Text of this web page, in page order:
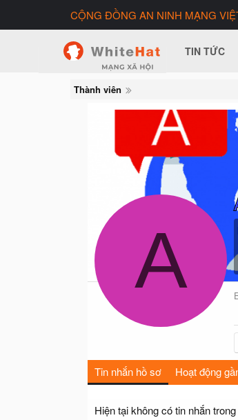
CỘNG ĐỒNG AN NINH MẠNG
TIN TỨC
Thành viên
A
Tin nhắn hồ sơ Hoạt động
Hiện tại không có tin nhắn